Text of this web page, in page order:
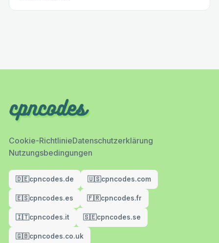
Cookie-RichtlinieDatenschutzerklärung
Nutzungsbedingungen
🇩🇪cpncodes.de 🇺🇸cpncodes.com
🇪🇸cpncodes.es 🇫🇷cpncodes.fr
🇮🇹cpncodes.it 🇸🇪cpncodes.se
🇬🇧cpncodes.co.uk